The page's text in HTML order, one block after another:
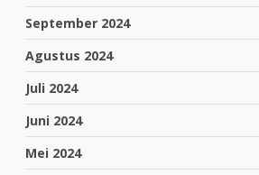
September 2024
Agustus 2024
Juli 2024
Juni 2024
Mei 2024